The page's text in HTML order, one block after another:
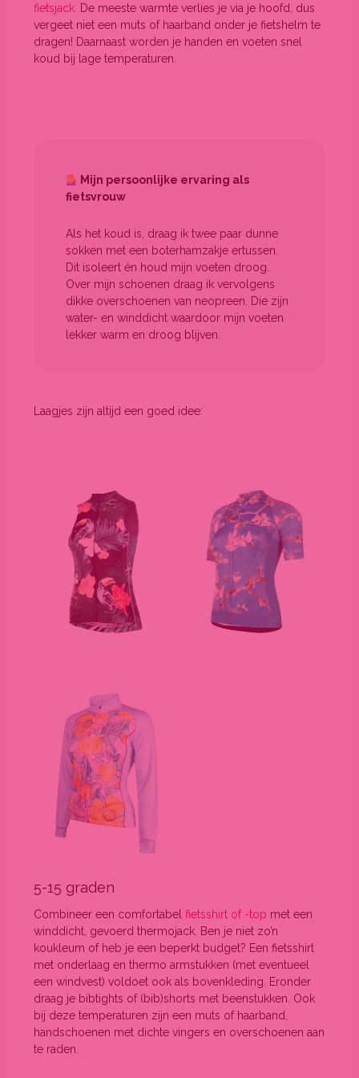
fietsjack. De meeste warmte verlies je via je hoofd, dus
vergeet niet een muts of haarband onder je fietshelm te
dragen! Daarnaast worden je handen en voeten snel
koud bij lage temperaturen.
Mijn persoonlijke ervaring als
fietsvrouw
Als het koud is, draag ik twee paar dunne
sokken met een boterhamzakje ertussen.
Dit isoleert én houd mijn voeten droog.
Over mijn schoenen draag ik vervolgens
dikke overschoenen van neopreen. Die zijn
water- en winddicht waardoor mijn voeten
lekker warm en droog blijven.
Laagjes zijn altijd een goed idee:
5-15 graden
Combineer een comfortabel fietsshirt of -top met een
winddicht, gevoerd thermojack. Ben je niet zo’n
koukleum of heb je een beperkt budget? Een fietsshirt
met onderlaag en thermo armstukken (met eventueel
een windvest) voldoet ook als bovenkleding. Eronder
draag je bibtights of (bib)shorts met beenstukken. Ook
bij deze temperaturen zijn een muts of haarband,
handschoenen met dichte vingers en overschoenen aan
te raden.